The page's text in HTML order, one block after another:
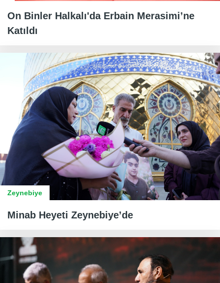
On Binler Halkalı'da Erbain Merasimi’ne
Katıldı
Zeynebiye
Minab Heyeti Zeynebiye’de